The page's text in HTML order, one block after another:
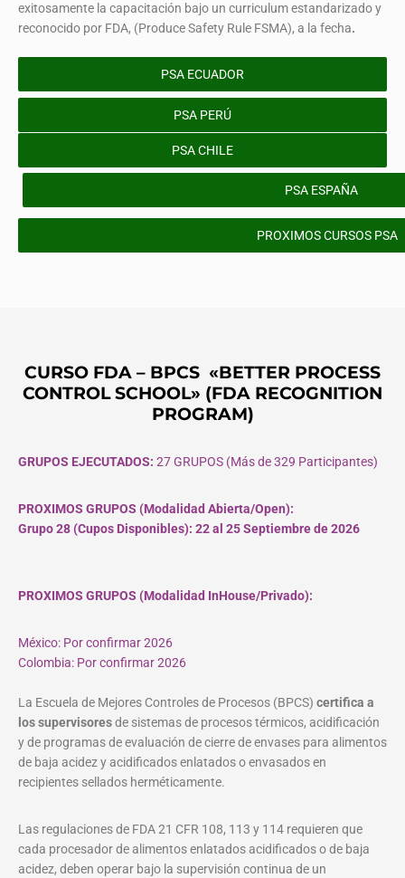
exitosamente la capacitación bajo un curriculum estandarizado y
reconocido por FDA, (Produce Safety Rule FSMA), a la fecha.
PSA ECUADOR
PSA PERÚ
PSA CHILE
PSA ESPAÑA
PROXIMOS CURSOS PSA
CURSO FDA – BPCS «BETTER PROCESS
CONTROL SCHOOL» (FDA RECOGNITION
PROGRAM)
GRUPOS EJECUTADOS: 27 GRUPOS (Más de 329 Participantes)
PROXIMOS GRUPOS (Modalidad Abierta/Open):
Grupo 28 (Cupos Disponibles): 22 al 25 Septiembre de 2026
PROXIMOS GRUPOS (Modalidad InHouse/Privado):
México: Por confirmar 2026
Colombia: Por confirmar 2026
La Escuela de Mejores Controles de Procesos (BPCS) certifica a
los supervisoresde sistemas de procesos térmicos, acidificación
y de programas de evaluación de cierre de envases para alimentos
de baja acidez y acidificados enlatados o envasados en
recipientes sellados herméticamente.
Las regulaciones de FDA 21 CFR 108, 113 y 114 requieren que
cada procesador de alimentos enlatados acidificados o de baja
acidez, deben operar bajo la supervisión continua de un